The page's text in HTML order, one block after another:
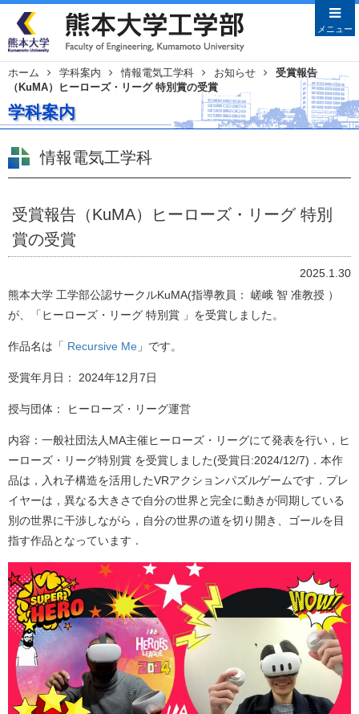
メニュー
ホーム 学科案内 情報電気工学科 お知らせ
受賞報告
（KuMA）ヒーローズ・リーグ 特別賞の受賞
学科案内
情報電気工学科
受賞報告（KuMA）ヒーローズ・リーグ 特別
賞の受賞
2025.1.30
熊本大学 工学部公認サークルKuMA(指導教員： 嵯峨 智 准教授 ）
が、「ヒーローズ・リーグ 特別賞 」を受賞しました。
作品名は「 Recursive Me 」です。
受賞年月日： 2024年12月7日
授与団体： ヒーローズ・リーグ運営
内容：一般社団法人MA主催ヒーローズ・リーグにて発表を行い，ヒ
ーローズ・リーグ特別賞 を受賞しました(受賞日:2024/12/7)．本作
品は，入れ子構造を活用したVRアクションパズルゲームです．プレ
イヤーは，異なる大きさで自分の世界と完全に動きが同期している
別の世界に干渉しながら，自分の世界の道を切り開き、ゴールを目
指す作品となっています．
メニューを閉じる
Japanese English
学部案内
教育目的・目標
土木建築学科
情報電気工学科
材料・応用化学科
半導体デバイス工学課程
入試情報
学生活動
国際交流
施設紹介
お知らせ
交通アクセス
キャンパスマップ
お問い合わせ
運用ポリシー